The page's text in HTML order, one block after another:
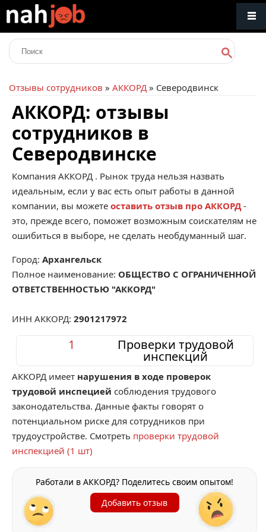
Отзывы сотрудников » АККОРД » Северодвинск
АККОРД: отзывы
сотрудников в
Северодвинске
Компания АККОРД . Рынок труда нельзя назвать
идеальным, если у вас есть опыт работы в данной
компании, вы можете оставить отзыв про АККОРД-
это, прежде всего, поможет возможным соискателям не
ошибиться в выборе, не сделать необдуманный шаг.
Город: Архангельск
Полное наименование: ОБЩЕСТВО С ОГРАНИЧЕННОЙ
ОТВЕТСТВЕННОСТЬЮ "АККОРД"
ИНН АККОРД: 2901217972
Проверки трудовой
инспекций
1
АККОРД имеет нарушения в ходе проверок
трудовой инспецией соблюдения трудового
законодательства. Данные факты говорят о
потенциальном риске для сотрудников при
трудоустройстве. Смотреть проверки трудовой
инспекцией (1 шт)
Работали в АККОРД? Поделитесь своим опытом!
Добавить отзыв